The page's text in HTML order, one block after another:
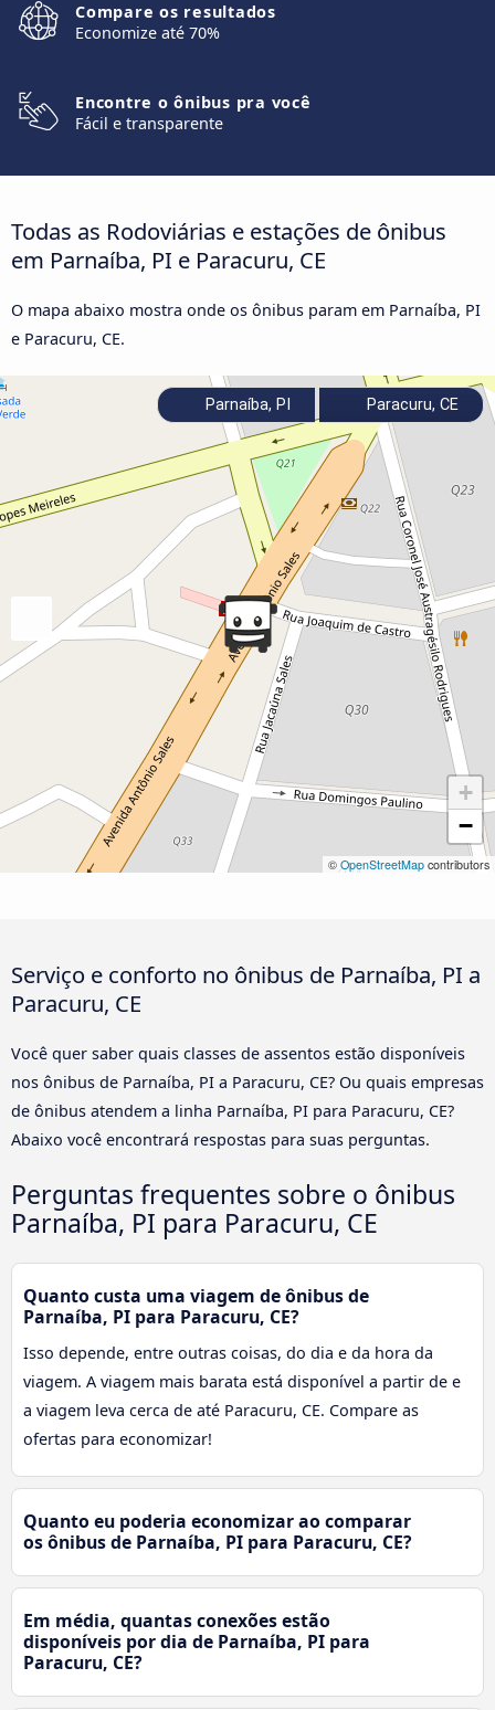
Compare os resultados
Economize até 70%
Encontre o ônibus pra você
Fácil e transparente
Todas as Rodoviárias e estações de ônibus
em Parnaíba, PI e Paracuru, CE
O mapa abaixo mostra onde os ônibus param em Parnaíba, PI
e Paracuru, CE.
+
−
© OpenStreetMap contributors
Parnaíba, PI Paracuru, CE
Serviço e conforto no ônibus de Parnaíba, PI a
Paracuru, CE
Você quer saber quais classes de assentos estão disponíveis
nos ônibus de Parnaíba, PI a Paracuru, CE? Ou quais empresas
de ônibus atendem a linha Parnaíba, PI para Paracuru, CE?
Abaixo você encontrará respostas para suas perguntas.
Perguntas frequentes sobre o ônibus
Parnaíba, PI para Paracuru, CE
Quanto custa uma viagem de ônibus de
Parnaíba, PI para Paracuru, CE?
Isso depende, entre outras coisas, do dia e da hora da
viagem. A viagem mais barata está disponível a partir de e
a viagem leva cerca de até Paracuru, CE. Compare as
ofertas para economizar!
Quanto eu poderia economizar ao comparar
os ônibus de Parnaíba, PI para Paracuru, CE?
Em média, quantas conexões estão
disponíveis por dia de Parnaíba, PI para
Paracuru, CE?